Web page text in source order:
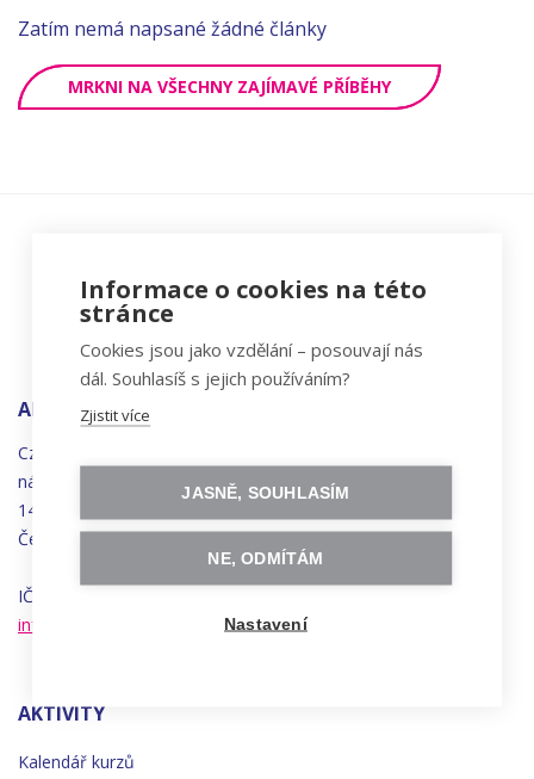
Zatím nemá napsané žádné články
MRKNI NA VŠECHNY ZAJÍMAVÉ PŘÍBĚHY
ADRESA
Czechitas, z.ú.
náměstí
Synků 1748/17
140 00 Praha 4 - Nusle
Česká republika
IČO 22834958 | DIČ CZ22834958
info@czechitas.cz
AKTIVITY
Kalendář kurzů
Informace o cookies na této
stránce
Cookies jsou jako vzdělání – posouvají nás
dál. Souhlasíš s jejich používáním?
Zjistit více
JASNĚ, SOUHLASÍM
NE, ODMÍTÁM
Nastavení